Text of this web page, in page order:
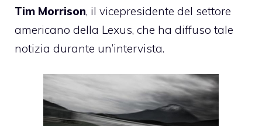
Tim Morrison, il vicepresidente del settore
americano della Lexus, che ha diffuso tale
notizia durante un’intervista.